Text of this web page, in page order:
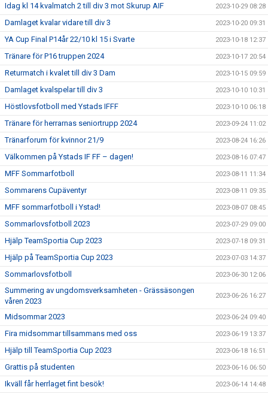
Idag kl 14 kvalmatch 2 till div 3 mot Skurup AIF
2023-10-29 08:28
Damlaget kvalar vidare till div 3 2023-10-20 09:31
YA Cup Final P14år 22/10 kl 15 i Svarte 2023-10-18 12:37
Tränare för P16 truppen 2024 2023-10-17 20:54
Returmatch i kvalet till div 3 Dam 2023-10-15 09:59
Damlaget kvalspelar till div 3 2023-10-10 10:31
Höstlovsfotboll med Ystads IFFF 2023-10-10 06:18
Tränare för herrarnas seniortrupp 2024 2023-09-24 11:02
Tränarforum för kvinnor 21/9 2023-08-24 16:26
Välkommen på Ystads IF FF – dagen! 2023-08-16 07:47
MFF Sommarfotboll 2023-08-11 11:34
Sommarens Cupäventyr 2023-08-11 09:35
MFF sommarfotboll i Ystad! 2023-08-07 08:45
Sommarlovsfotboll 2023 2023-07-29 09:00
Hjälp TeamSportia Cup 2023 2023-07-18 09:31
Hjälp på TeamSportia Cup 2023 2023-07-03 14:37
Sommarlovsfotboll 2023-06-30 12:06
Summering av ungdomsverksamheten - Grässäsongen
våren 2023
2023-06-26 16:27
Midsommar 2023 2023-06-24 09:40
Fira midsommar tillsammans med oss 2023-06-19 13:37
Hjälp till TeamSportia Cup 2023 2023-06-18 16:51
Grattis på studenten 2023-06-16 06:50
Ikväll får herrlaget fint besök! 2023-06-14 14:48